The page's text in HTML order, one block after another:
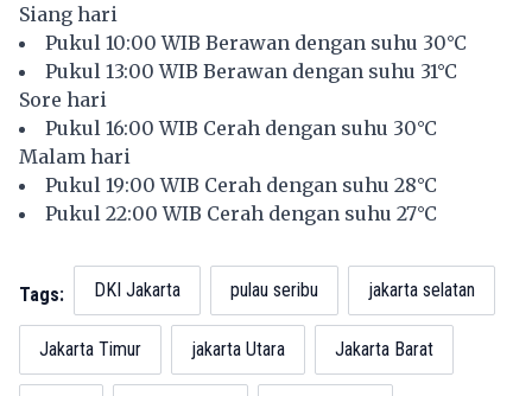
Siang hari
Pukul 10:00 WIB Berawan dengan suhu 30°C
Pukul 13:00 WIB Berawan dengan suhu 31°C
Sore hari
Pukul 16:00 WIB Cerah dengan suhu 30°C
Malam hari
Pukul 19:00 WIB Cerah dengan suhu 28°C
Pukul 22:00 WIB Cerah dengan suhu 27°C
Tags: DKI Jakarta pulau seribu jakarta selatan
Jakarta Timur jakarta Utara Jakarta Barat